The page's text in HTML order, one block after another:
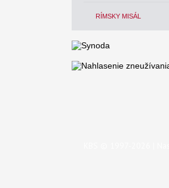
RÍMSKY MISÁL